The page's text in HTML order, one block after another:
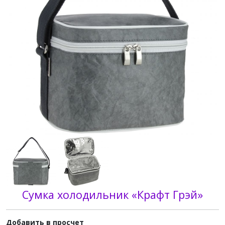
Сумка холодильник «Крафт Грэй»
Добавить в просчет